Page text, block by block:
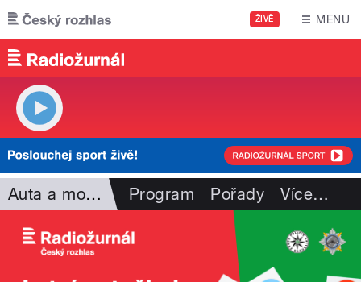
Přejít k hlavnímu obsahu
ŽIVĚ MENU
Auta a motorismus Program Pořady Více…